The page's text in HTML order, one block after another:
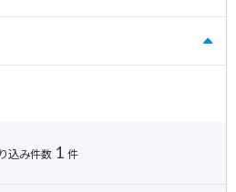
込み件数 1 件